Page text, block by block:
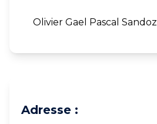
Olivier Gael Pascal Sandoz
Adresse :